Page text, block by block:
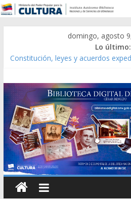
domingo, agosto
Lo último:
Constitución, leyes y acuerdos
Modesta Bor Sánchez [material
Gaceta Oficial de la República de
Caracas 09 de marzo de 2006 N°
Catálogo temático de obras de